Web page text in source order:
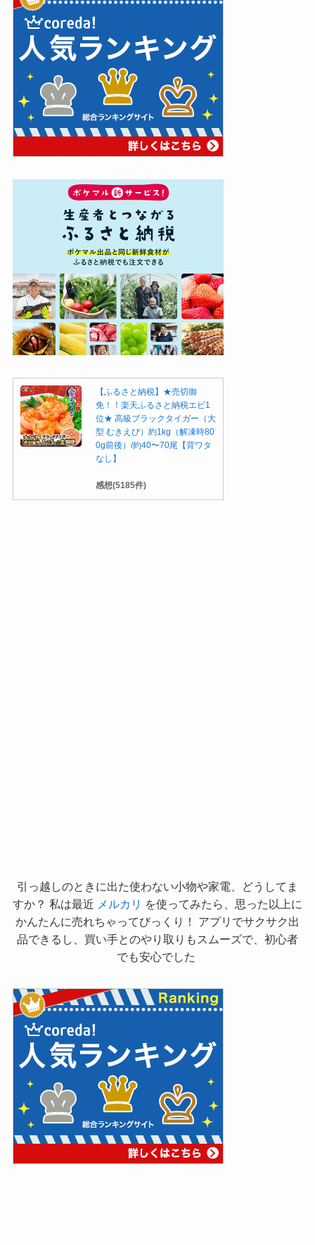
【ふるさと納税】★売切御
免！！楽天ふるさと納税エビ1
位★ 高級ブラックタイガー（大
型 むきえび）約1kg（解凍時80
0g前後）/約40〜70尾【背ワタ
なし】
感想(5185件)
引っ越しのときに出た使わない小物や家電、どうしてま
すか？ 私は最近 メルカリ を使ってみたら、思った以上に
かんたんに売れちゃってびっくり！ アプリでサクサク出
品できるし、買い手とのやり取りもスムーズで、初心者
でも安心でした